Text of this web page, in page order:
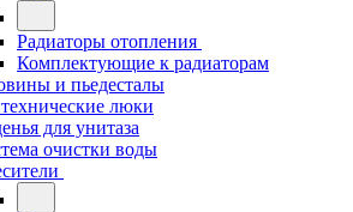
Радиаторы отопления
Комплектующие к радиаторам
и пьедесталы
люки
для унитаза
очистки воды